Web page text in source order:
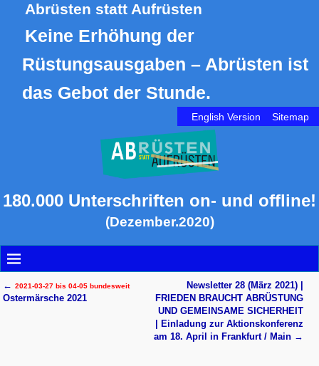
Abrüsten statt Aufrüsten
Keine Erhöhung der
Rüstungsausgaben – Abrüsten ist
das Gebot der Stunde.
English Version Sitemap
180.000 Unterschriften on- und offline!
(Dezember.2020)
Artikelnavigation
← 2021-03-27 bis 04-05 bundesweit
Ostermärsche 2021
Newsletter 28 (März 2021) |
FRIEDEN BRAUCHT ABRÜSTUNG
UND GEMEINSAME SICHERHEIT
| Einladung zur Aktionskonferenz
am 18. April in Frankfurt / Main →